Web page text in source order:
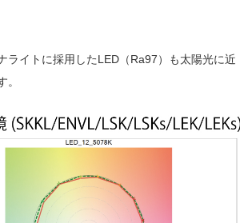
ライトに採用したLED（Ra97）も太陽光に近